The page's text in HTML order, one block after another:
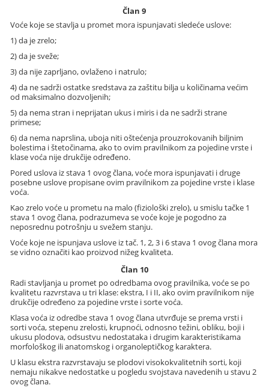
Član 9
Voće koje se stavlja u promet mora ispunjavati sledeće uslove:
1) da je zrelo;
2) da je sveže;
3) da nije zaprljano, ovlaženo i natrulo;
4) da ne sadrži ostatke sredstava za zaštitu bilja u količinama većim
od maksimalno dozvoljenih;
5) da nema stran i neprijatan ukus i miris i da ne sadrži strane
primese;
6) da nema naprslina, uboja niti oštećenja prouzrokovanih biljnim
bolestima i štetočinama, ako to ovim pravilnikom za pojedine vrste i
klase voća nije drukčije određeno.
Pored uslova iz stava 1 ovog člana, voće mora ispunjavati i druge
posebne uslove propisane ovim pravilnikom za pojedine vrste i klase
voća.
Kao zrelo voće u prometu na malo (fiziološki zrelo), u smislu tačke 1
stava 1 ovog člana, podrazumeva se voće koje je pogodno za
neposrednu potrošnju u svežem stanju.
Voće koje ne ispunjava uslove iz tač. 1, 2, 3 i 6 stava 1 ovog člana mora
se vidno označiti kao proizvod nižeg kvaliteta.
Član 10
Radi stavljanja u promet po odredbama ovog pravilnika, voće se po
kvalitetu razvrstava u tri klase: ekstra, I i II, ako ovim pravilnikom nije
drukčije određeno za pojedine vrste i sorte voća.
Klasa voća iz odredbe stava 1 ovog člana utvrđuje se prema vrsti i
sorti voća, stepenu zrelosti, krupnoći, odnosno težini, obliku, boji i
ukusu plodova, odsustvu nedostataka i drugim karakteristikama
morfološkog ili anatomskog i organoleptičkog karaktera.
U klasu ekstra razvrstavaju se plodovi visokokvalitetnih sorti, koji
nemaju nikakve nedostatke u pogledu svojstava navedenih u stavu 2
ovog člana.